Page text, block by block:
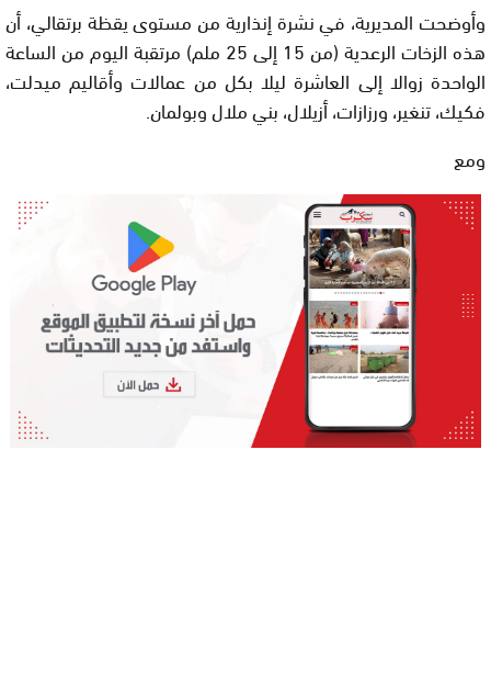
وأوضحت المديرية، في نشرة إنذارية من مستوى يقظة برتقالي، أن
هذه الزخات الرعدية (من 15 إلى 25 ملم) مرتقبة اليوم من الساعة
الواحدة زوالا إلى العاشرة ليلا بكل من عمالات وأقاليم ميدلت،
فكيك، تنغير، ورزازات، أزيلال، بني ملال وبولمان.
ومع